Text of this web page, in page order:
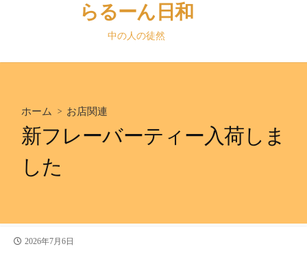
らるーん日和
中の人の徒然
ホーム > お店関連
新フレーバーティー入荷しま
した
公
2026年7月6日